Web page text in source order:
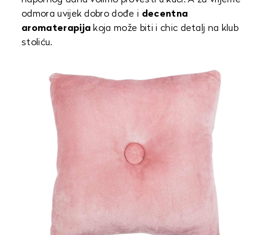
odmora uvijek dobro dođe i decentna
aromaterapija koja može biti i chic detalj na klub
stoliću.